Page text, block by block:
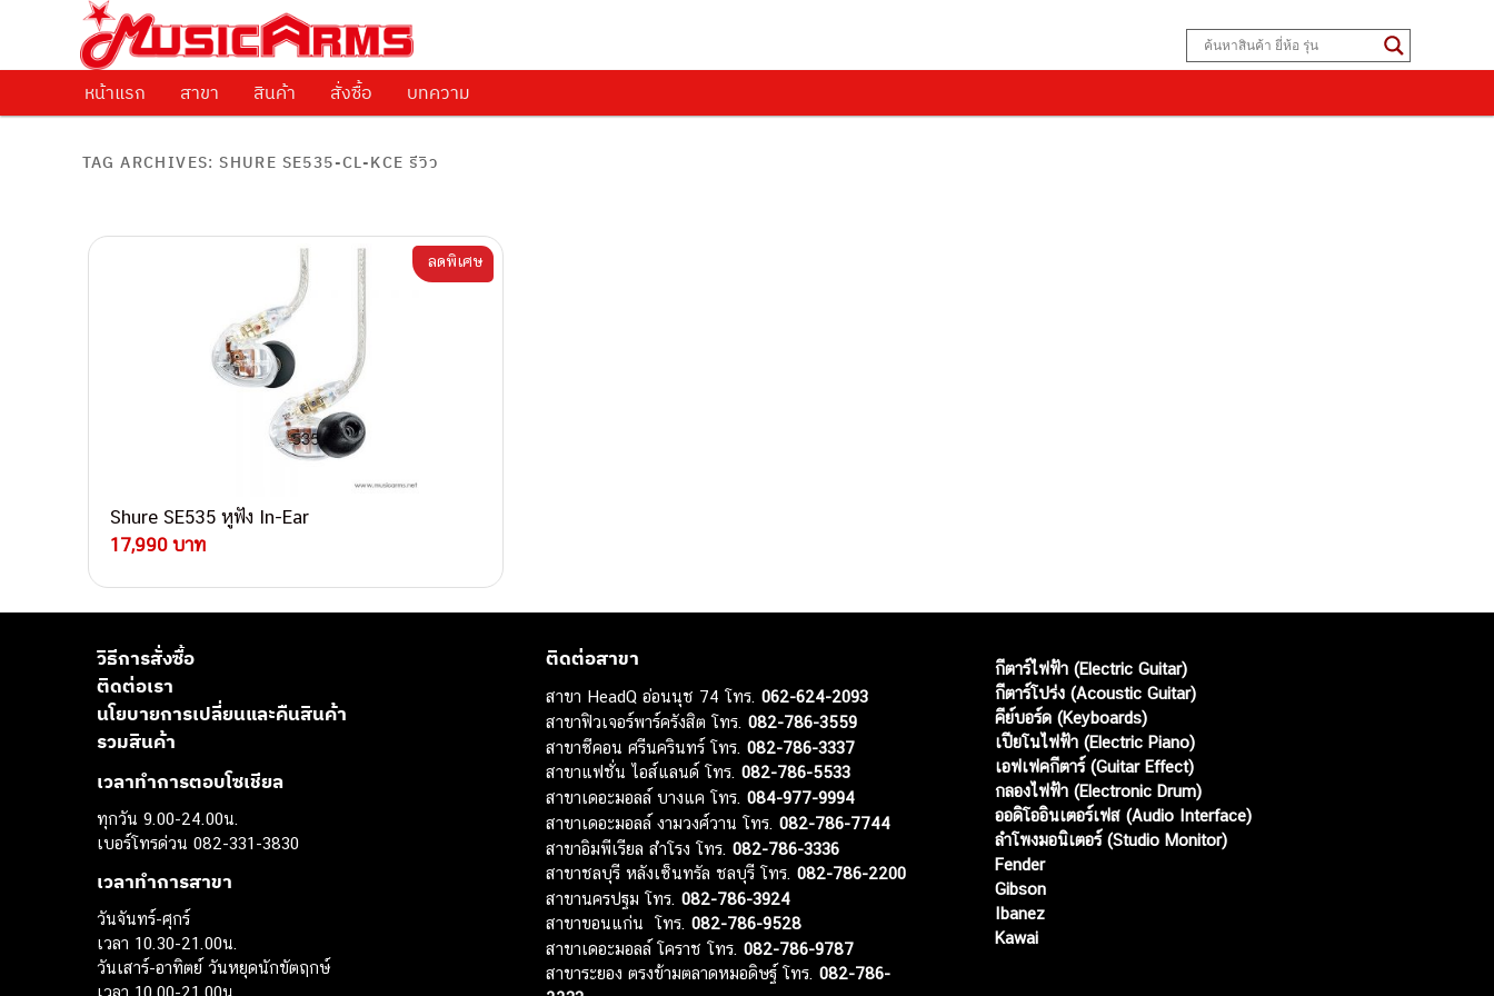
Music Arms
ศูนย์รวมครื่องดนตรีทุกชนิด ตั้งแต่เริ่มต้นถึงมืออาชีพ
Skip to primary content
Skip to secondary content
หน้าแรก สาขา สินค้า สั่งซื้อ บทความ
TAG ARCHIVES:SHURE SE535-CL-KCE รีวิว
Shure SE535 หูฟัง In-Ear
17,990 บาท
ลดพิเศษ
วิธีการสั่งซื้อ
ติดต่อเรา
นโยบายการเปลี่ยนและคืนสินค้า
รวมสินค้า
เวลาทำการตอบโซเชียล
ทุกวัน 9.00-24.00น.
เบอร์โทรด่วน 082-331-3830
เวลาทำการสาขา
วันจันทร์-ศุกร์
เวลา 10.30-21.00น.
วันเสาร์-อาทิตย์ วันหยุดนักขัตฤกษ์
เวลา 10.00-21.00น.
ติดต่อสาขา
สาขา HeadQ อ่อนนุช 74 โทร.062-624-2093
สาขาฟิวเจอร์พาร์ครังสิต โทร.082-786-3559
สาขาซีคอน ศรีนครินทร์ โทร.082-786-3337
สาขาแฟชั่น ไอส์แลนด์ โทร.082-786-5533
สาขาเดอะมอลล์ บางแค โทร.084-977-9994
สาขาเดอะมอลล์ งามวงศ์วาน โทร.082-786-7744
สาขาอิมพีเรียล สำโรง โทร.082-786-3336
สาขาชลบุรี หลังเซ็นทรัล ชลบุรี โทร.082-786-2200
สาขานครปฐม โทร.082-786-3924
สาขาขอนแก่น โทร.082-786-9528
สาขาเดอะมอลล์ โคราช โทร.082-786-9787
สาขาระยอง ตรงข้ามตลาดหมอดิษฐ์ โทร.082-786-
กีตาร์ไฟฟ้า (Electric Guitar)
กีตาร์โปร่ง (Acoustic Guitar)
คีย์บอร์ด (Keyboards)
เปียโนไฟฟ้า (Electric Piano)
เอฟเฟคกีตาร์ (Guitar Effect)
กลองไฟฟ้า (Electronic Drum)
ออดิโออินเตอร์เฟส (Audio Interface)
ลำโพงมอนิเตอร์ (Studio Monitor)
Fender
Gibson
Ibanez
Kawai